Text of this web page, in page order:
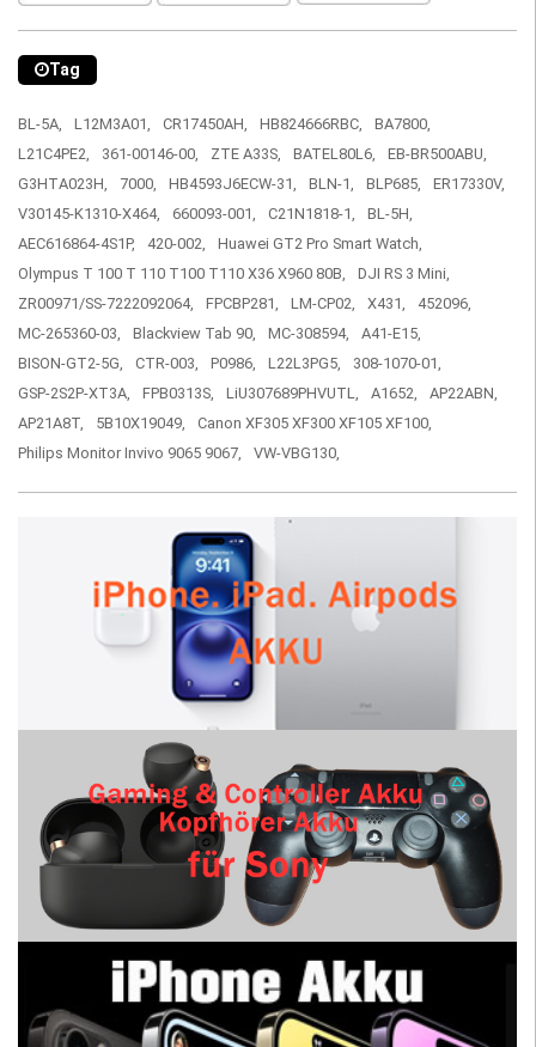
Tag
BL-5A, L12M3A01, CR17450AH, HB824666RBC,
BA7800,
L21C4PE2,
361-00146-00, ZTE A33S, BATEL80L6,
EB-BR500ABU,
G3HTA023H,
7000, HB4593J6ECW-31, BLN-1, BLP685,
ER17330V,
V30145-K1310-X464,
660093-001, C21N1818-1,
BL-5H,
AEC616864-4S1P,
420-002,
Huawei GT2 Pro Smart Watch,
Olympus T 100 T 110 T100 T110 X36 X960 80B,
DJI RS 3 Mini,
ZR00971/SS-7222092064,
FPCBP281, LM-CP02, X431,
452096,
MC-265360-03,
Blackview Tab 90, MC-308594,
A41-E15,
BISON-GT2-5G,
CTR-003, P0986, L22L3PG5,
308-1070-01,
GSP-2S2P-XT3A,
FPB0313S, LiU307689PHVUTL, A1652,
AP22ABN,
AP21A8T,
5B10X19049,
Canon XF305 XF300 XF105 XF100,
Philips Monitor Invivo 9065 9067,
VW-VBG130,